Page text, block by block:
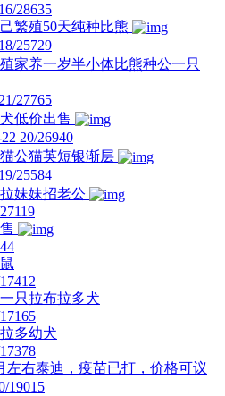
16/28635
繁殖50天纯种比熊
18/25729
家养一岁半小体比熊种公一只
21/27765
低价出售
20/26940
公猫英短银渐层
19/25584
妹妹招老公
只拉布拉多犬
多幼犬
左右泰迪，疫苗已打，价格可议
19015